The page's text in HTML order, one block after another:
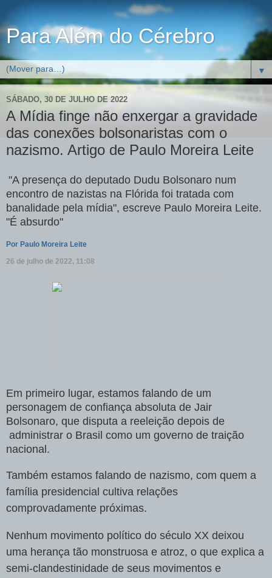
Para Além do Cérebro
▼
SÁBADO, 30 DE JULHO DE 2022
A Mídia finge não enxergar a gravidade
das conexões bolsonaristas com o
nazismo. Artigo de Paulo Moreira Leite
"A presença do deputado Dudu Bolsonaro num
encontro de nazistas na Flórida foi tratada com
banalidade pela mídia", escreve Paulo Moreira Leite.
"É absurdo"
Por Paulo Moreira Leite
26 de julho de 2022, 11:08
Em primeiro lugar, estamos falando de um
personagem de confiança absoluta de Jair
Bolsonaro, que disputa a reeleição depois de
administrar o Brasil como um governo de traição
nacional.
Também estamos falando de nazismo, com quem a
família presidencial cultiva relações
comprovadamente próximas.
Nenhum movimento político do século XX deixou
uma herança tão monstruosa e atroz, o que explica a
semi-clandestinidade de seus movimentos e